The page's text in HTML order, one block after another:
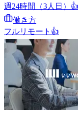
週24時間（3人日） 👍
働き方
フルリモート 👍